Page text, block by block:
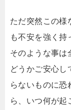
ただ突然この様
も不安を強く持
そのような事は
どうかご安心し
らないものに恐
ら、いつ何が起